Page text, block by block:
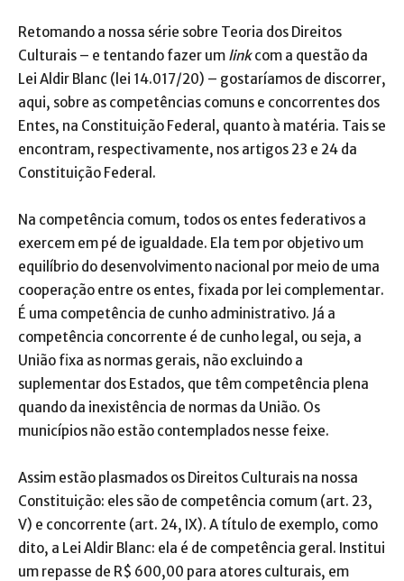
Retomando a nossa série sobre Teoria dos Direitos
Culturais – e tentando fazer um linkcom a questão da
Lei Aldir Blanc (lei 14.017/20) – gostaríamos de discorrer,
aqui, sobre as competências comuns e concorrentes dos
Entes, na Constituição Federal, quanto à matéria. Tais se
encontram, respectivamente, nos artigos 23 e 24 da
Constituição Federal.
Na competência comum, todos os entes federativos a
exercem em pé de igualdade. Ela tem por objetivo um
equilíbrio do desenvolvimento nacional por meio de uma
cooperação entre os entes, fixada por lei complementar.
É uma competência de cunho administrativo. Já a
competência concorrente é de cunho legal, ou seja, a
União fixa as normas gerais, não excluindo a
suplementar dos Estados, que têm competência plena
quando da inexistência de normas da União. Os
municípios não estão contemplados nesse feixe.
Assim estão plasmados os Direitos Culturais na nossa
Constituição: eles são de competência comum (art. 23,
V) e concorrente (art. 24, IX). A título de exemplo, como
dito, a Lei Aldir Blanc: ela é de competência geral. Institui
um repasse de R$ 600,00 para atores culturais, em